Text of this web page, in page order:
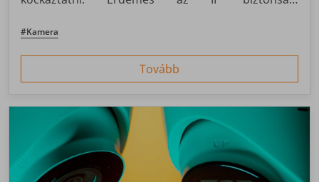
hogy elkerülhesd a váratlan helyzeteket!
#Kamera
Tovább